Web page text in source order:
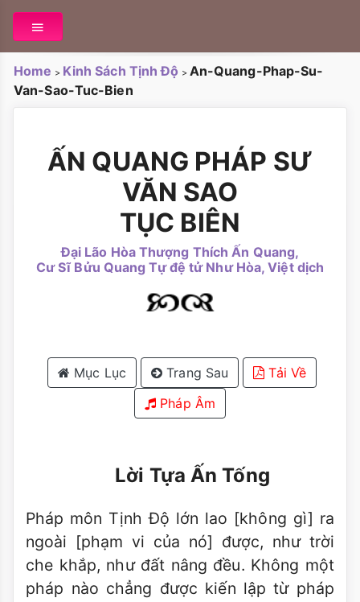
Home > Kinh Sách Tịnh Độ > An-Quang-Phap-Su-
Van-Sao-Tuc-Bien
ẤN QUANG PHÁP SƯ
VĂN SAO
TỤC BIÊN
Đại Lão Hòa Thượng Thích Ấn Quang,
Cư Sĩ Bửu Quang Tự đệ tử Như Hòa, Việt dịch
Mục Lục Trang Sau
Tải Về
Pháp Âm
Lời Tựa Ấn Tống
Pháp môn Tịnh Độ lớn lao [không gì] ra
ngoài [phạm vi của nó] được, như trời
che khắp, như đất nâng đều. Không một
pháp nào chẳng được kiến lập từ pháp